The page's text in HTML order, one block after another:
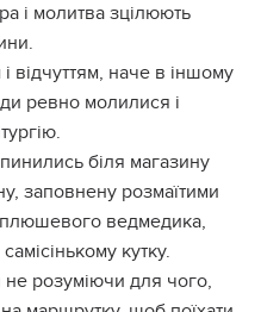
і молитва зцілюють
відчуттям, наче в іншому
ревно молилися і
біля магазину
заповнену розмаїтими
ведмедика,
кутку.
розуміючи для чого,